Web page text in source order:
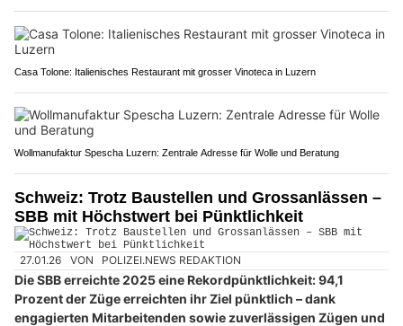
Casa Tolone: Italienisches Restaurant mit grosser Vinoteca in Luzern
Wollmanufaktur Spescha Luzern: Zentrale Adresse für Wolle und Beratung
Schweiz: Trotz Baustellen und Grossanlässen –
SBB mit Höchstwert bei Pünktlichkeit
27.01.26 VON POLIZEI.NEWS REDAKTION
Die SBB erreichte 2025 eine Rekordpünktlichkeit: 94,1
Prozent der Züge erreichten ihr Ziel pünktlich – dank
engagierten Mitarbeitenden sowie zuverlässigen Zügen und